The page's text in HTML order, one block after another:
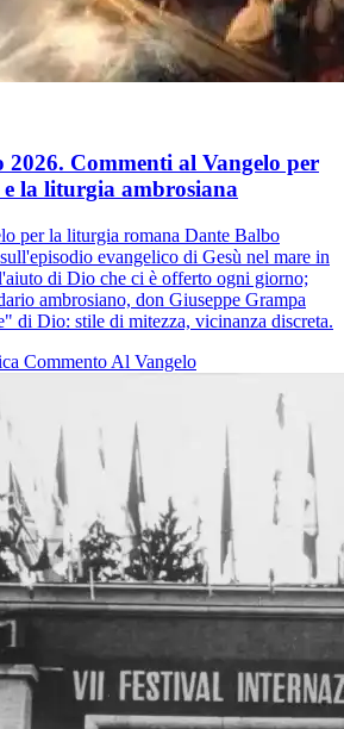
2026. Commenti al Vangelo per
la liturgia ambrosiana
per la liturgia romana Dante Balbo
evangelico di Gesù nel mare in
di Dio che ci è offerto ogni giorno;
ambrosiano, don Giuseppe Grampa
di Dio: stile di mitezza, vicinanza discreta.
Commento Al Vangelo